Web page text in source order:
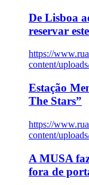
De Lisboa
reservar
https://
content/
Estação
The Stars”
https://
content/
A MUSA
fora de